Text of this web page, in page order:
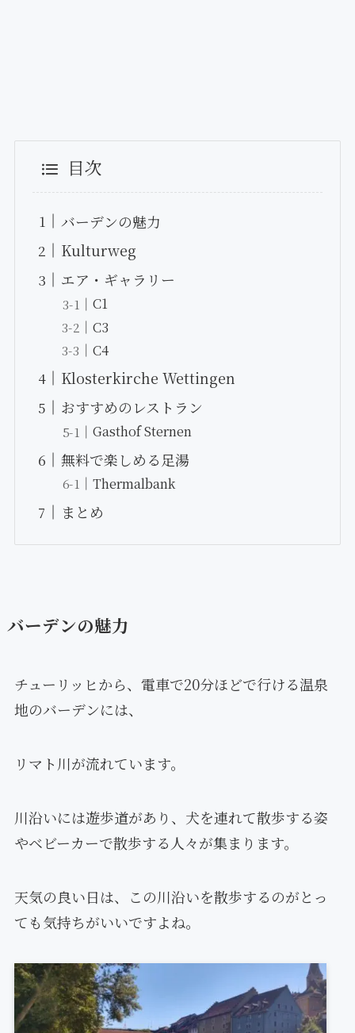
目次
バーデンの魅力
Kulturweg
エア・ギャラリー
C1
C3
C4
Klosterkirche Wettingen
おすすめのレストラン
Gasthof Sternen
無料で楽しめる足湯
Thermalbank
まとめ
バーデンの魅力
チューリッヒから、電車で20分ほどで行ける温泉
地のバーデンには、
リマト川が流れています。
川沿いには遊歩道があり、犬を連れて散歩する姿
やベビーカーで散歩する人々が集まります。
天気の良い日は、この川沿いを散歩するのがとっ
ても気持ちがいいですよね。